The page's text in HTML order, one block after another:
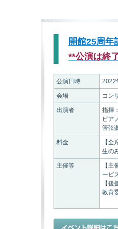
開館25周
**公演は終
公演日時 2022
会場 コン
出演者
指揮
ピア
管弦
料金
【
生の
主催等
【
ービ
【
教育
岩